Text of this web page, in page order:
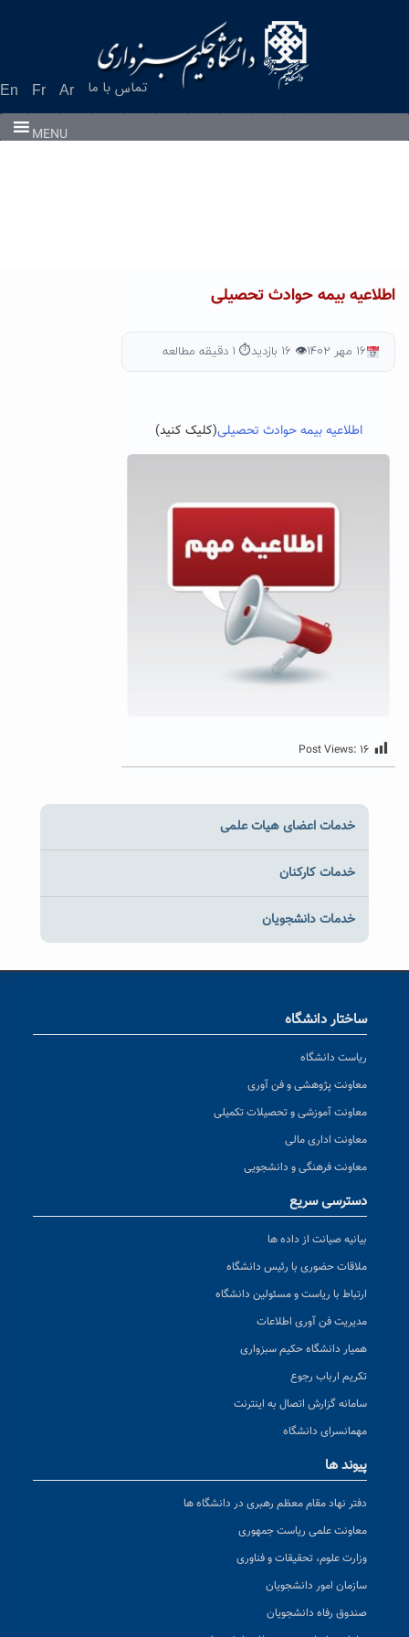
En Fr Ar تماس با ما
MENU
اطلاعیه بیمه حوادث تحصیلی
۱۶ مهر ۱۴۰۲ 👁 ۱۶ بازدید ⏱ ۱ دقیقه مطالعه
اطلاعیه بیمه حوادث تحصیلی(کلیک کنید)
Post Views: ۱۶
خدمات اعضای هیات علمی
خدمات کارکنان
خدمات دانشجویان
ساختار دانشگاه
ریاست دانشگاه
معاونت پژوهشی و فن آوری
معاونت آموزشی و تحصیلات تکمیلی
معاونت اداری مالی
معاونت فرهنگی و دانشجویی
دسترسی سریع
بیانیه صیانت از داده ها
ملاقات حضوری با رئیس دانشگاه
ارتباط با ریاست و مسئولین دانشگاه
مدیریت فن آوری اطلاعات
همیار دانشگاه حکیم سبزواری
تکریم ارباب رجوع
سامانه گزارش اتصال به اینترنت
مهمانسرای دانشگاه
پیوند ها
دفتر نهاد مقام معظم رهبری در دانشگاه ها
معاونت علمی ریاست جمهوری
وزارت علوم، تحقیقات و فناوری
سازمان امور دانشجویان
صندوق رفاه دانشجویان